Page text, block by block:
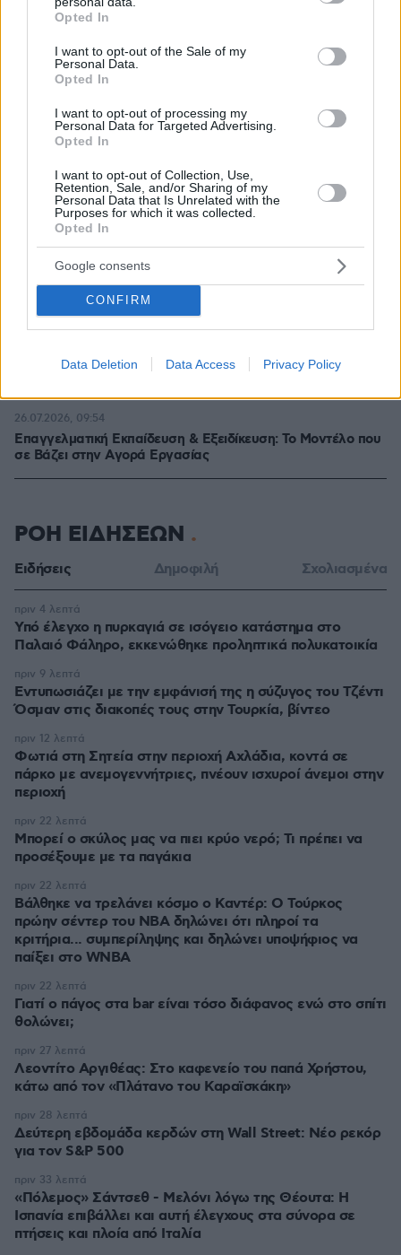
grant or deny consent to Google and its third-party tags to
use your data for below specified purposes in below Google
consent section.
Opted In
I want to opt-out of the Sale of my
Personal Data.
Opted In
I want to opt-out of processing my
Personal Data for Targeted Advertising.
Opted In
I want to opt-out of Collection, Use,
Retention, Sale, and/or Sharing of my
Personal Data that Is Unrelated with the
Purposes for which it was collected.
Opted In
Google consents
CONFIRM
Data Deletion Data Access Privacy Policy
Το μέλλον της τεχνολογίας
27.07.2026, 06:00
Η Smart φοιτητική κατοικία στην καρδιά της Αθήνας
Επαγγελματική Εκπαίδευση & Εξειδίκευση: Το Mοντέλο που
σε Bάζει στην Aγορά Eργασίας
26.07.2026, 09:54
ΡΟΗ ΕΙΔΗΣΕΩΝ
Ειδήσεις Δημοφιλή Σχολιασμένα
Υπό έλεγχο η πυρκαγιά σε ισόγειο κατάστημα στο
Παλαιό Φάληρο, εκκενώθηκε προληπτικά πολυκατοικία
πριν 4 λεπτά
Εντυπωσιάζει με την εμφάνισή της η σύζυγος του Τζέντι
Όσμαν στις διακοπές τους στην Τουρκία, βίντεο
πριν 9 λεπτά
Φωτιά στη Σητεία στην περιοχή Αχλάδια, κοντά σε
πάρκο με ανεμογεννήτριες, πνέουν ισχυροί άνεμοι στην
περιοχή
πριν 12 λεπτά
Μπορεί ο σκύλος μας να πιει κρύο νερό; Τι πρέπει να
προσέξουμε με τα παγάκια
πριν 22 λεπτά
Βάλθηκε να τρελάνει κόσμο ο Καντέρ: Ο Τούρκος
πρώην σέντερ του NBA δηλώνει ότι πληροί τα
κριτήρια... συμπερίληψης και δηλώνει υποψήφιος να
παίξει στο WNBA
πριν 22 λεπτά
Γιατί ο πάγος στα bar είναι τόσο διάφανος ενώ στο σπίτι
θολώνει;
πριν 22 λεπτά
Λεοντίτο Αργιθέας: Στο καφενείο του παπά Χρήστου,
κάτω από τον «Πλάτανο του Καραϊσκάκη»
πριν 27 λεπτά
Δεύτερη εβδομάδα κερδών στη Wall Street: Νέο ρεκόρ
για τον S&P 500
πριν 28 λεπτά
«Πόλεμος» Σάντσεθ - Μελόνι λόγω της Θέουτα: Η
Ισπανία επιβάλλει και αυτή έλεγχους στα σύνορα σε
πτήσεις και πλοία από Ιταλία
πριν 33 λεπτά